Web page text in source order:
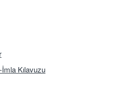
Kılavuzu